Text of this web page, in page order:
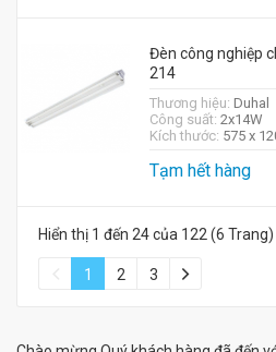
Đèn công nghiệp
214
Thương hiệu: Duhal
Công suất: 2x14W
Kích thước: 575 x
Tạm hết hàng
Hiển thị 1 đến 24 của 122 (6 Trang)
1 2 3